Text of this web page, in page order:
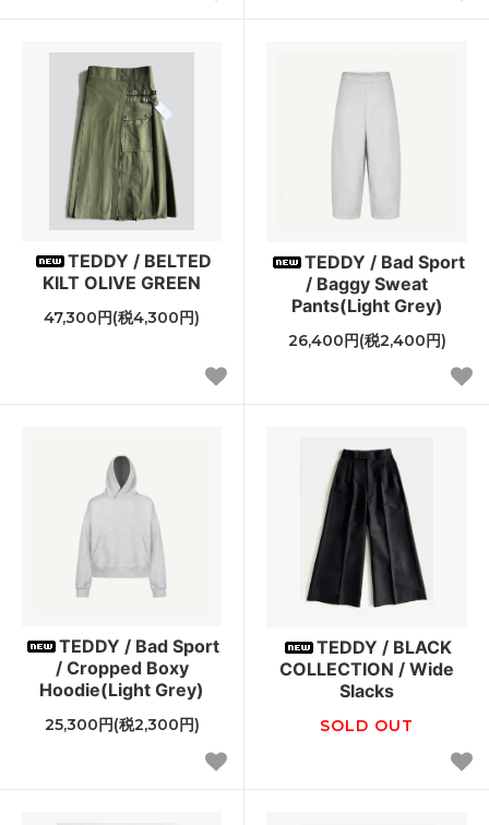
TEDDY / BELTED
KILT OLIVE GREEN
47,300円(税4,300円)
TEDDY / Bad Sport
/ Baggy Sweat
Pants(Light Grey)
26,400円(税2,400円)
TEDDY / Bad Sport
/ Cropped Boxy
Hoodie(Light Grey)
25,300円(税2,300円)
TEDDY / BLACK
COLLECTION / Wide
Slacks
SOLD OUT